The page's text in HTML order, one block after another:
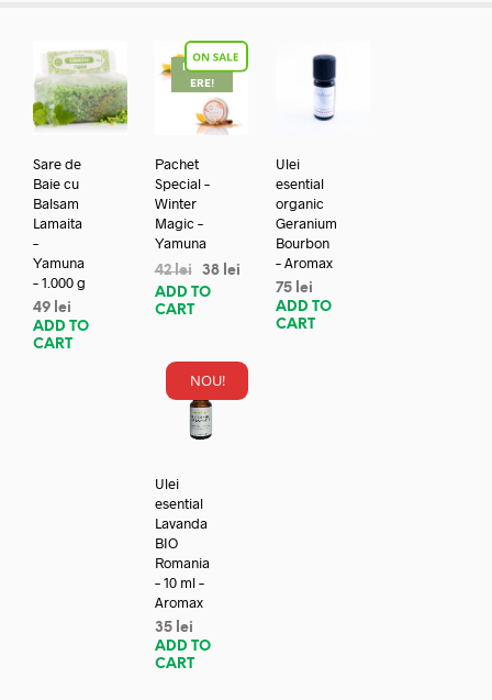
Sare de
Baie cu
Balsam
Lamaita
–
Yamuna
– 1.000 g
49 lei
ADD TO
CART
REDUC
ERE!
Pachet
Special –
Winter
Magic –
Yamuna
42lei 38 lei
ADD TO
CART
Ulei
esential
organic
Geranium
Bourbon
– Aromax
75 lei
ADD TO
CART
NOU!
Ulei
esential
Lavanda
BIO
Romania
– 10 ml –
Aromax
35 lei
ADD TO
CART